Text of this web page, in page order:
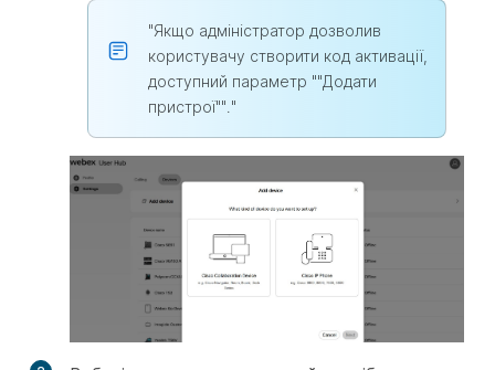
"Якщо адміністратор дозволив
користувачу створити код активації,
доступний параметр ""Додати
пристрої""."